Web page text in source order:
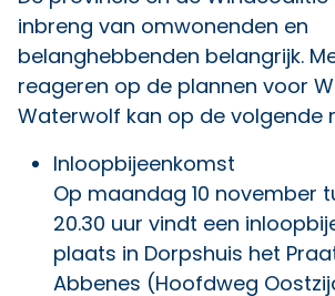
inbreng van omwonenden en
belanghebbenden belangrijk.
reageren op de plannen voor
Waterwolf kan op de volgende
Inloopbijeenkomst
Op maandag 10 november
20.30 uur vindt een
plaats in Dorpshuis het
Abbenes (Hoofdweg